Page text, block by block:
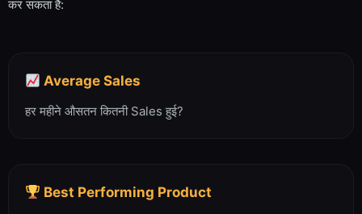
कर सकता है:
Average Sales
हर महीने औसतन कितनी Sales हुई?
Best Performing Product